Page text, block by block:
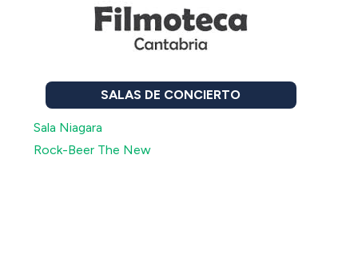
SALAS DE CONCIERTO
Sala Niagara
Rock-Beer The New